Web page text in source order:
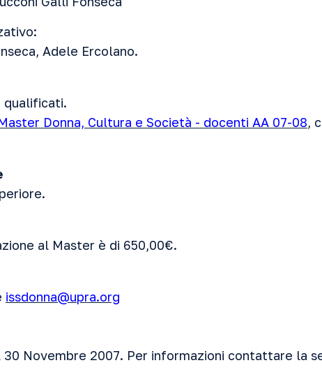
Adele Ercolano.
qualificati.
Donna, Cultura e Società - docenti AA 07-08,
al Master è di 650,00€.
issdonna@upra.org
30 Novembre 2007. Per informazioni contattare la